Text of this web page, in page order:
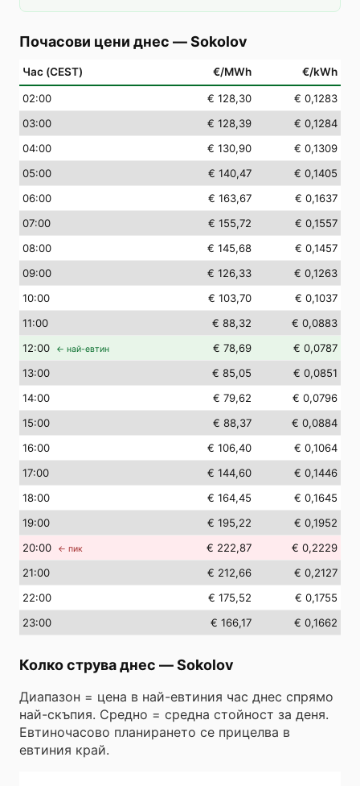
Почасови цени днес —Sokolov
Час (CEST) €/MWh €/kWh
02:00 € 128,30
€ 0,1283
03:00 € 128,39
€ 0,1284
04:00 € 130,90
€ 0,1309
05:00 € 140,47
€ 0,1405
06:00 € 163,67
€ 0,1637
07:00 € 155,72
€ 0,1557
08:00 € 145,68
€ 0,1457
09:00 € 126,33
€ 0,1263
10:00 € 103,70
€ 0,1037
11:00 € 88,32
€ 0,0883
12:00 ← най-евтин € 78,69
€ 0,0787
13:00 € 85,05
€ 0,0851
14:00 € 79,62
€ 0,0796
15:00 € 88,37
€ 0,0884
16:00 € 106,40
€ 0,1064
17:00 € 144,60
€ 0,1446
18:00 € 164,45
€ 0,1645
19:00 € 195,22
€ 0,1952
20:00 ← пик € 222,87
€ 0,2229
21:00 € 212,66
€ 0,2127
22:00 € 175,52
€ 0,1755
23:00 € 166,17 € 0,1662
Колко струва днес —Sokolov
Диапазон = цена в най-евтиния час днес спрямо
най-скъпия. Средно = средна стойност за деня.
Евтиночасово планирането се прицелва в
евтиния край.